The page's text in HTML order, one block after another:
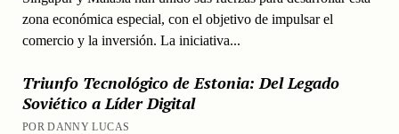
zona económica especial, con el objetivo de impulsar el
comercio y la inversión. La iniciativa...
Triunfo Tecnológico de Estonia: Del Legado
Soviético a Líder Digital
POR DANNY LUCAS